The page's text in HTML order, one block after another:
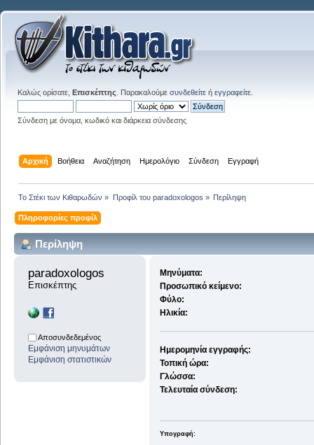
Καλώς ορίσατε, Επισκέπτης . Παρακαλούμε συνδεθείτε ή εγγραφείτε
Σύνδεση με όνομα, κωδικό και διάρκεια σύνδεσης
Αρχική Βοήθεια Αναζήτηση Ημερολόγιο Σύνδεση Εγγραφή
Το Στέκι των Κιθαρωδών » Προφίλ του paradoxologos » Περίληψη
Πληροφορίες προφίλ
Περίληψη
paradoxologos
Επισκέπτης
Αποσυνδεδεμένος
Εμφάνιση μηνυμάτων
Εμφάνιση στατιστικών
Μηνύματα:
Προσωπικό κείμενο:
Φύλο:
Ηλικία:
Ημερομηνία εγγραφής:
Τοπική ώρα:
Γλώσσα:
Τελευταία σύνδεση:
Υπογραφή: